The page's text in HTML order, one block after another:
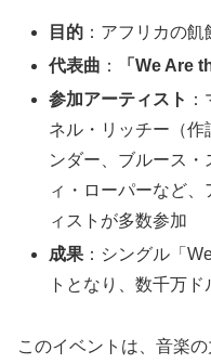
目的 ：アフリカの
代表曲 ：
「We Are
参加アーティスト
ネル・リッチー（作
ンダー、ブルース
ィ・ローパーなど
ィストが多数参加
成果 ：シングル「
トとなり、数千万
このイベントは、音楽